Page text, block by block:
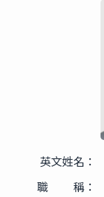
英文姓名：
職 稱：